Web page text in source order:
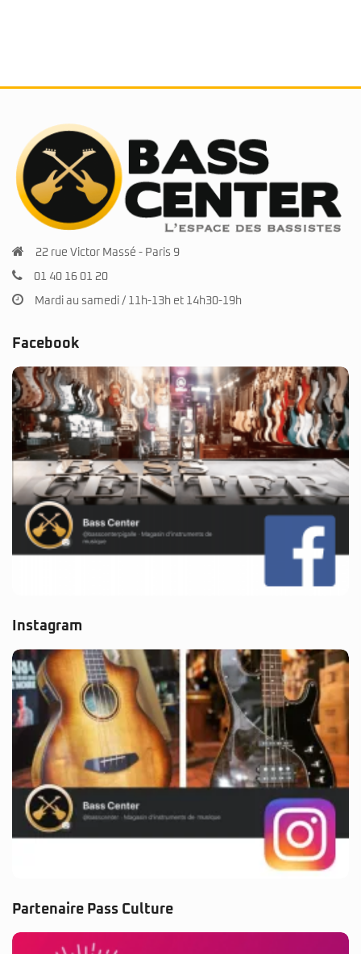
22 rue Victor Massé - Paris 9
01 40 16 01 20
Mardi au samedi / 11h-13h et 14h30-19h
Facebook
Instagram
Partenaire Pass Culture